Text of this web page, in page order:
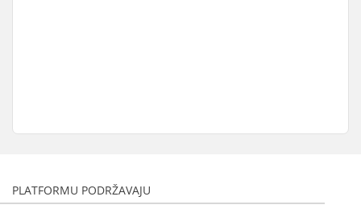
PLATFORMU PODRŽAVAJU